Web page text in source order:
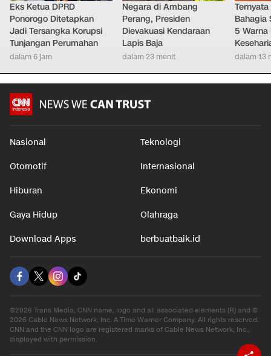
Eks Ketua DPRD
Ponorogo Ditetapkan
Jadi Tersangka Korupsi
Tunjangan Perumahan
dalam 6 jam
Negara di Ambang
Perang, Presiden
Dievakuasi Kendaraan
Lapis Baja
dalam 23 menit
Bahagia
5
dalam 13
Nasional Teknologi
Otomotif Internasional
Hiburan Ekonomi
Gaya Hidup Olahraga
Download Apps berbuatbaik.id
©2026 Trans Media, CNN name, logo and all associated elements (R) and ©
2026 Cable News Network, Inc. A Time Warner Company. All rights reserved.
CNN and the CNN logo are registered marks of Cable News Network, Inc.,
displayed with permission.